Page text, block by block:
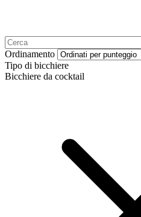
Ordinamento
Tipo di bicchiere
Bicchiere da cocktail